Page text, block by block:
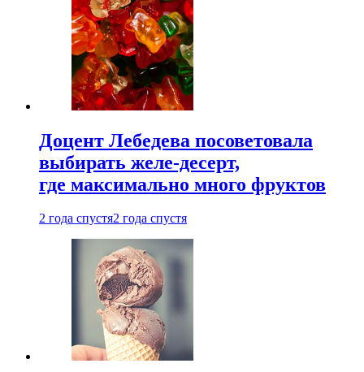
Доцент Лебедева посоветовала
выбирать желе-десерт,
где максимально много фруктов
2 года спустя2 года спустя